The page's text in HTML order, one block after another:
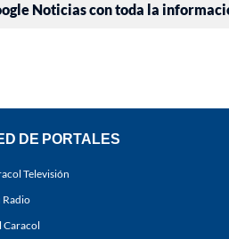
Noticias con toda la
DE PORTALES
Televisión
Radio
Caracol